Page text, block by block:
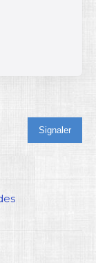
Signaler